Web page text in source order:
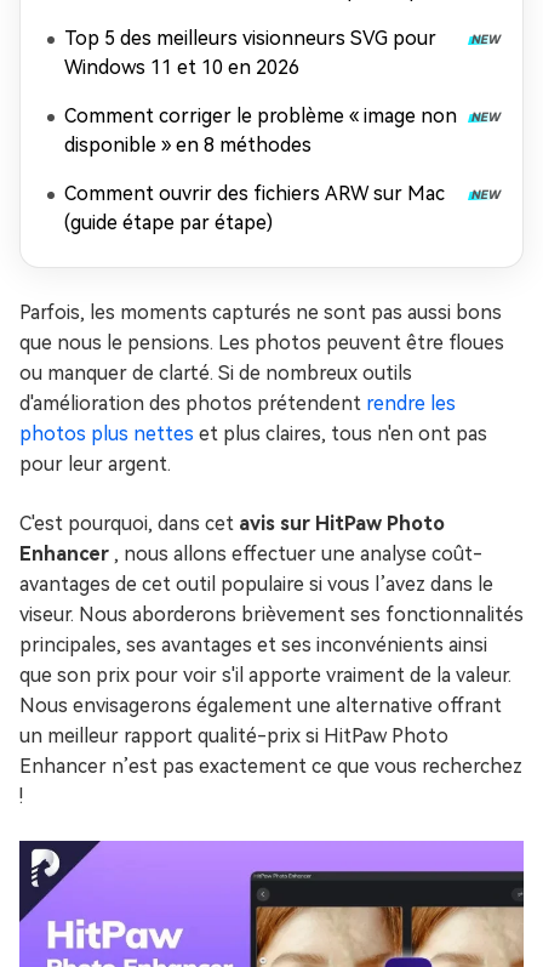
Top 5 des meilleurs visionneurs SVG pour
Windows 11 et 10 en 2026
Comment corriger le problème « image non
disponible » en 8 méthodes
Comment ouvrir des fichiers ARW sur Mac
(guide étape par étape)
Parfois, les moments capturés ne sont pas aussi bons
que nous le pensions. Les photos peuvent être floues
ou manquer de clarté. Si de nombreux outils
d'amélioration des photos prétendent rendre les
photos plus nettes et plus claires, tous n'en ont pas
pour leur argent.
C'est pourquoi, dans cet avis sur HitPaw Photo
Enhancer , nous allons effectuer une analyse coût-
avantages de cet outil populaire si vous l’avez dans le
viseur. Nous aborderons brièvement ses fonctionnalités
principales, ses avantages et ses inconvénients ainsi
que son prix pour voir s'il apporte vraiment de la valeur.
Nous envisagerons également une alternative offrant
un meilleur rapport qualité-prix si HitPaw Photo
Enhancer n’est pas exactement ce que vous recherchez
!